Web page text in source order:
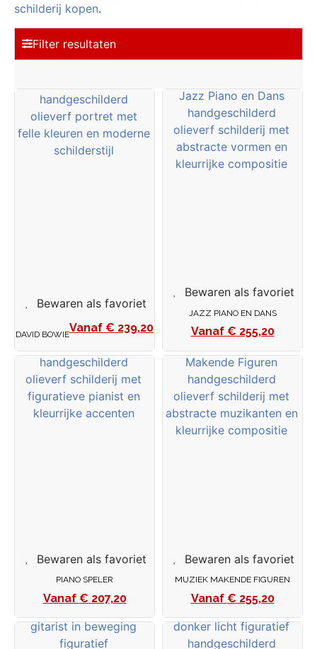
schilderij kopen.
Filter resultaten
Bewaren als favoriet
DAVID BOWIE € 239,20
Bewaren als favoriet
JAZZ PIANO EN DANS
€ 255,20
Bewaren als favoriet
PIANO SPELER
€ 207,20
Bewaren als favoriet
MUZIEK MAKENDE FIGUREN
€ 255,20